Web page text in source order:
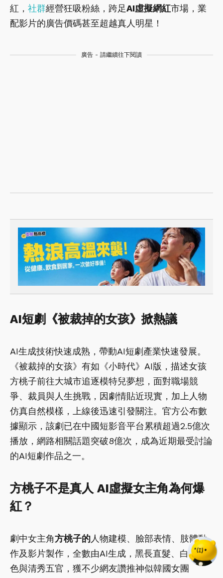
紅， 社群經營狂吸粉絲，跨足AI虛擬網紅市場，業
配影片的廣告價碼甚至超越真人明星！
廣告 - 請繼續往下閱讀
AI短劇《被裁掉的女孩》掀熱議
AI生成技術快速成熟，帶動AI短劇產業快速發展。
《被裁掉的女孩》有如《小時代》AI版，描述女孩
方桃子前往大城市追逐模特兒夢想，面對職場競
爭、裁員與人生挑戰，因劇情貼近現實，加上人物
仿真自然模樣，上線後迅速引發關注。官方公布數
據顯示，該劇已在中國短影音平台累積超過2.5億次
播放，網路相關話題突破8億次，成為近期最受討論
的AI短劇作品之一。
方桃子不是真人 AI虛擬女主角為何爆
紅？
劇中女主角方桃子的人物建模、臉部表情、肢體動
作及影片製作，全數由AI生成，黑長直髮、白皙膚
色與清秀五官，獲不少網友讚推神似韓國女團